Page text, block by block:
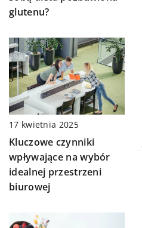
glutenu?
17 kwietnia 2025
Kluczowe czynniki
wpływające na wybór
idealnej przestrzeni
biurowej